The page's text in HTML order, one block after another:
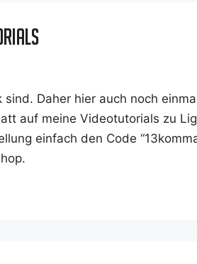
Daher hier auch noch
auf mei­ne Video­tu­to­ri­als zu
ein­fach den Code